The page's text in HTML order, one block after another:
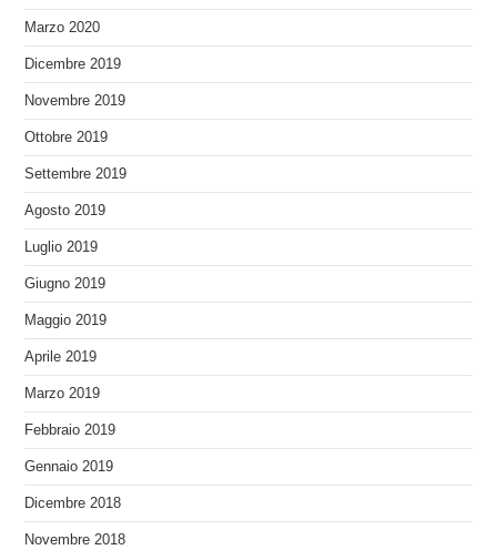
Marzo 2020
Dicembre 2019
Novembre 2019
Ottobre 2019
Settembre 2019
Agosto 2019
Luglio 2019
Giugno 2019
Maggio 2019
Aprile 2019
Marzo 2019
Febbraio 2019
Gennaio 2019
Dicembre 2018
Novembre 2018